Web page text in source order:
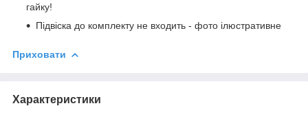
гайку!
Підвіска до комплекту не входить - фото ілюстративне
Приховати
Характеристики